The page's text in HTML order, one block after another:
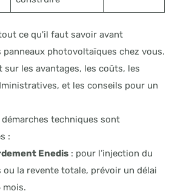
techniques sont
:
Enedis : pour l’injection du
ou la revente totale, prévoir un délai
mois.